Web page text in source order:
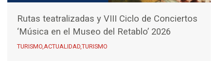
Rutas teatralizadas y VIII Ciclo de Conciertos
‘Música en el Museo del Retablo’ 2026
TURISMO,ACTUALIDAD,TURISMO